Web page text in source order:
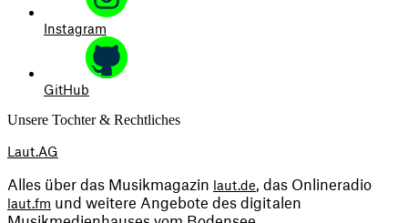
Instagram
GitHub
Unsere Tochter & Rechtliches
Laut.AG
Alles über das Musikmagazin laut.de
laut.fm und weitere Angebote des digitalen